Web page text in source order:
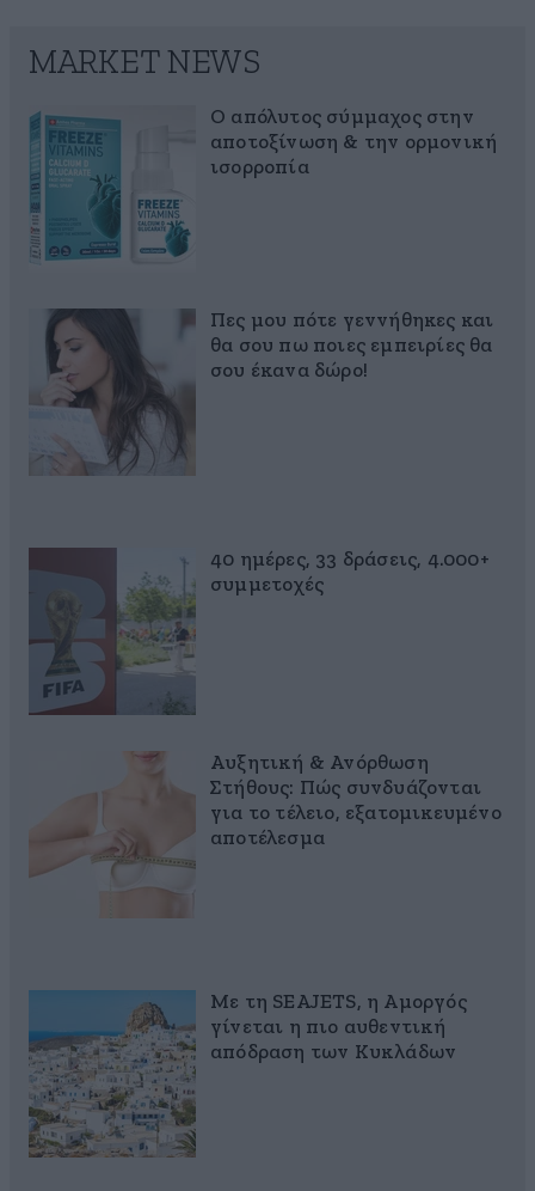
MARKET NEWS
Ο απόλυτος σύμμαχος στην
αποτοξίνωση & την ορμονική
ισορροπία
Πες μου πότε γεννήθηκες και
θα σου πω ποιες εμπειρίες θα
σου έκανα δώρο!
40 ημέρες, 33 δράσεις, 4.000+
συμμετοχές
Αυξητική & Ανόρθωση
Στήθους: Πώς συνδυάζονται
για το τέλειο, εξατομικευμένο
αποτέλεσμα
Με τη SEAJETS, η Αμοργός
γίνεται η πιο αυθεντική
απόδραση των Κυκλάδων